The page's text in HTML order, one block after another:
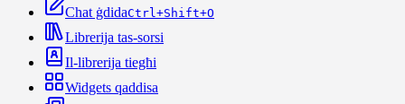
Chat ġdidaCtrl+Shift+O
Librerija tas-sorsi
Il-librerija tiegħi
Widgets qaddisa